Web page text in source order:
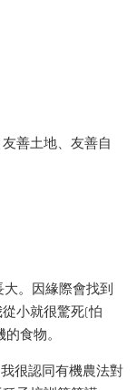
善土地、友善自
。因緣際會找到
小就很驚死(怕
食物。
很認同有機農法對